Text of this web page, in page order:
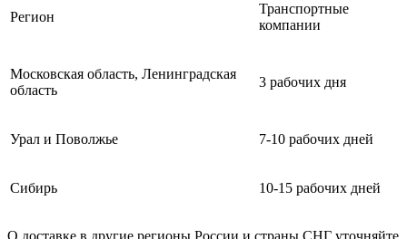
Регион
Транспортные
компании
Московская область, Ленинградская
область
3 рабочих дня
Урал и Поволжье 7-10 рабочих дней
Сибирь 10-15 рабочих дней